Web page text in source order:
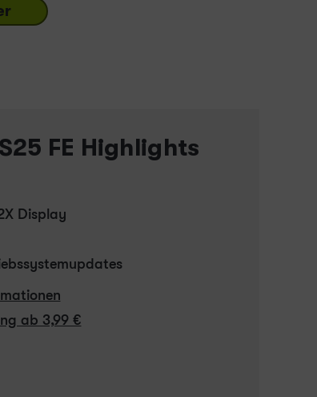
FE Highlights
Display
ab 3,99 €